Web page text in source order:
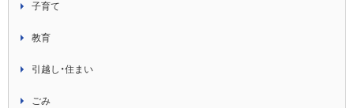
子育て
教育
引越し・住まい
ごみ